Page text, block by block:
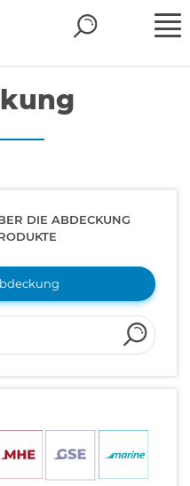
DIE ABDECKUNG